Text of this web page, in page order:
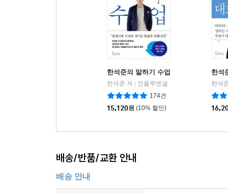
한석준의 말하기 수업
한석준 저
인플루엔셜
174건
15,120원 (10% 할인)
한석
한석
배송/반품/교환 안내
배송 안내